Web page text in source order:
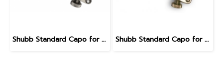
Shubb Standard Capo for Nylon String Guitar - C2N Brushed nickel Shubb Standard Capo for Nylon String Guitar - C2 Polished nickel